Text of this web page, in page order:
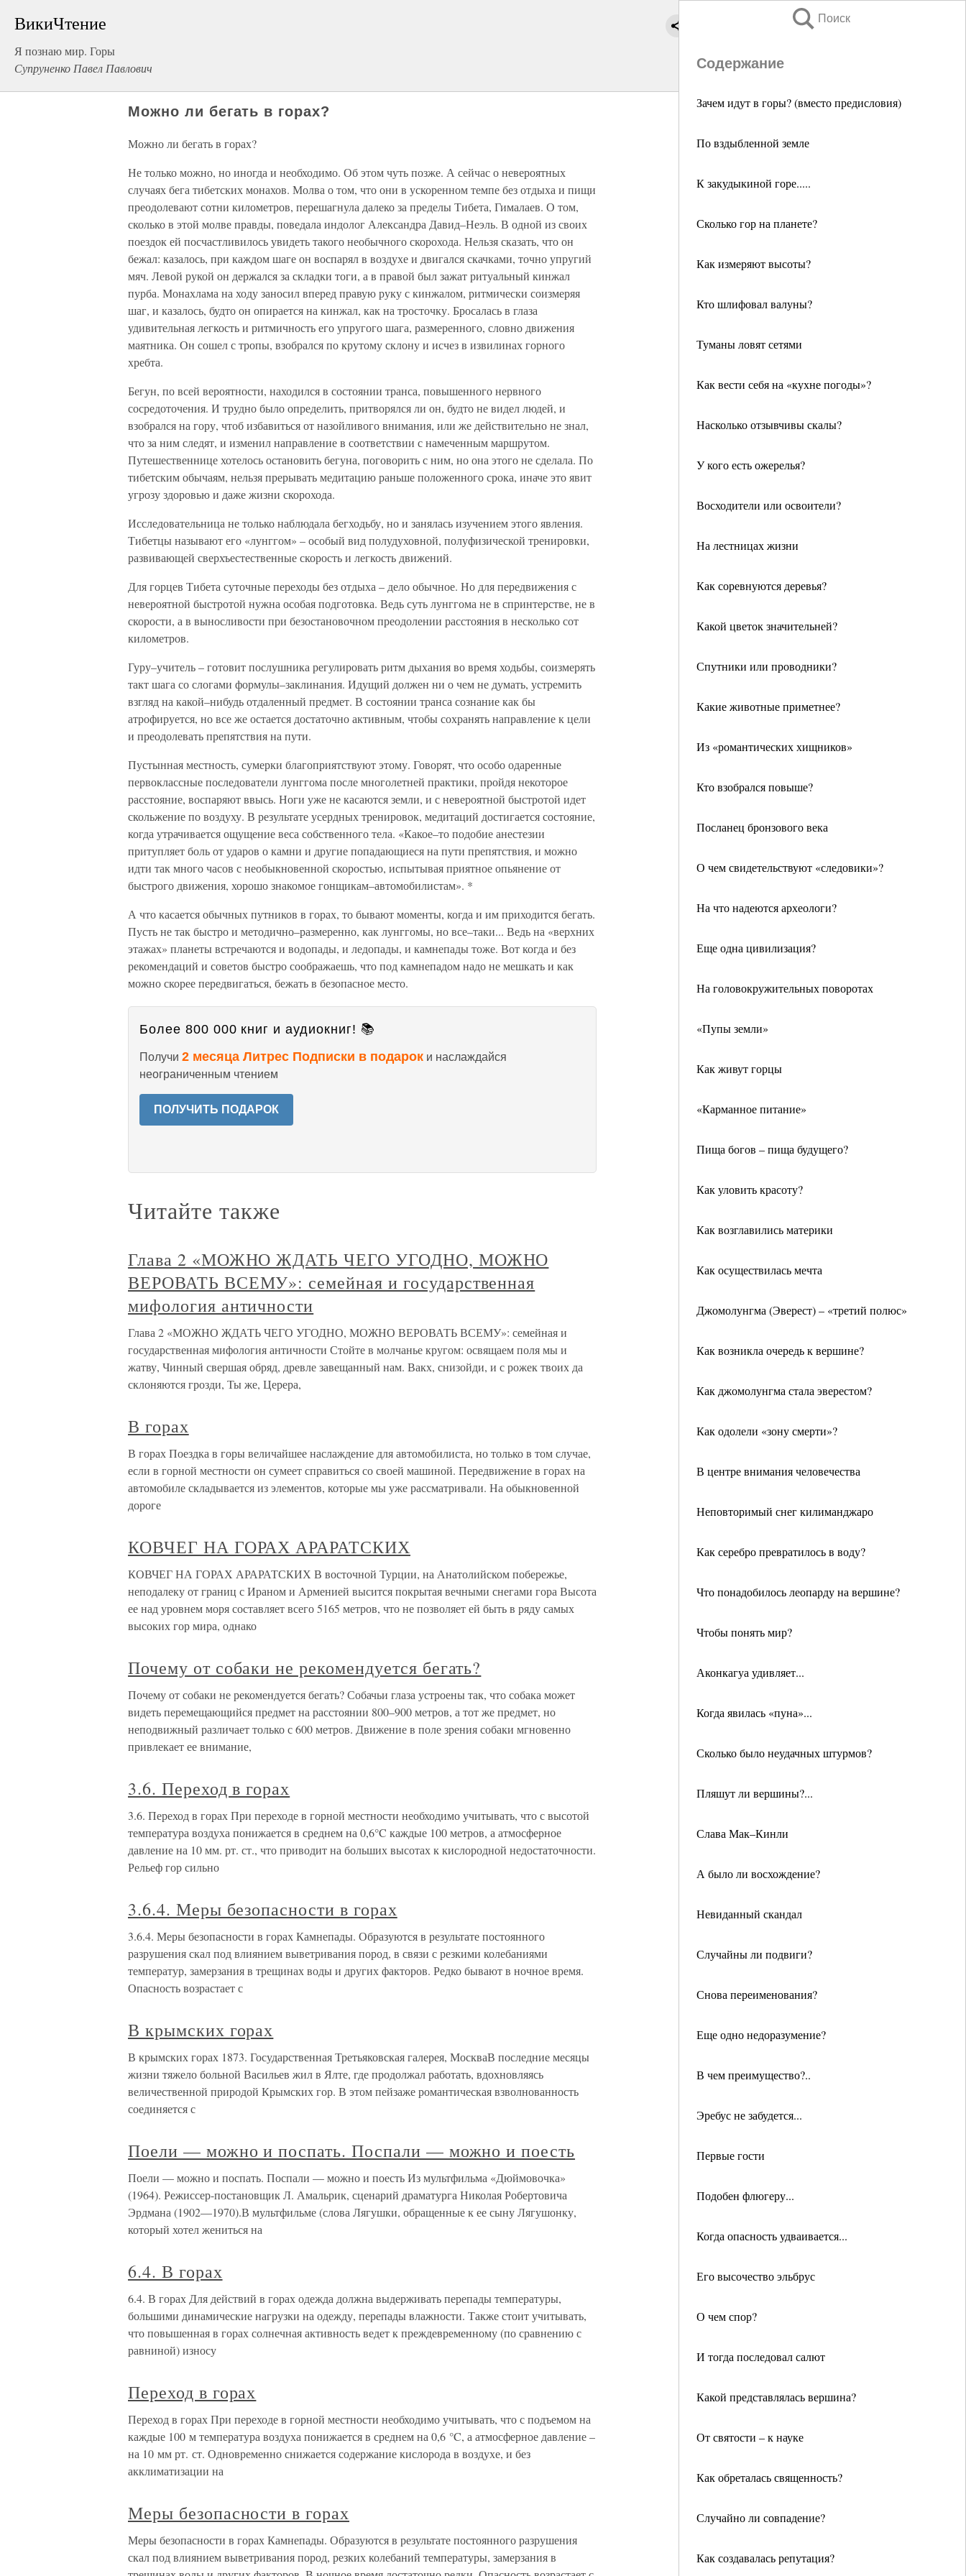
ВикиЧтение
Я познаю мир. Горы
Супруненко Павел Павлович
Поиск
Содержание
Зачем идут в горы? (вместо предисловия)
По вздыбленной земле
К закудыкиной горе.....
Сколько гор на планете?
Как измеряют высоты?
Кто шлифовал валуны?
Туманы ловят сетями
Как вести себя на «кухне погоды»?
Насколько отзывчивы скалы?
У кого есть ожерелья?
Восходители или освоители?
На лестницах жизни
Как соревнуются деревья?
Какой цветок значительней?
Спутники или проводники?
Какие животные приметнее?
Из «романтических хищников»
Кто взобрался повыше?
Посланец бронзового века
О чем свидетельствуют «следовики»?
На что надеются археологи?
Еще одна цивилизация?
На головокружительных поворотах
«Пупы земли»
Как живут горцы
«Карманное питание»
Пища богов – пища будущего?
Как уловить красоту?
Как возглавились материки
Как осуществилась мечта
Джомолунгма (Эверест) – «третий полюс»
Как возникла очередь к вершине?
Как джомолунгма стала эверестом?
Как одолели «зону смерти»?
В центре внимания человечества
Неповторимый снег килиманджаро
Как серебро превратилось в воду?
Что понадобилось леопарду на вершине?
Чтобы понять мир?
Аконкагуа удивляет...
Когда явилась «пуна»...
Сколько было неудачных штурмов?
Пляшут ли вершины?...
Слава Мак–Кинли
А было ли восхождение?
Невиданный скандал
Случайны ли подвиги?
Снова переименования?
Еще одно недоразумение?
В чем преимущество?..
Эребус не забудется...
Первые гости
Подобен флюгеру...
Когда опасность удваивается...
Его высочество эльбрус
О чем спор?
И тогда последовал салют
Какой представлялась вершина?
От святости – к науке
Как обреталась священность?
Случайно ли совпадение?
Как создавалась репутация?
Можно ли бегать в горах?
Можно ли бегать в горах?
Не только можно, но иногда и необходимо. Об этом чуть позже. А сейчас о невероятных
случаях бега тибетских монахов. Молва о том, что они в ускоренном темпе без отдыха и пищи
преодолевают сотни километров, перешагнула далеко за пределы Тибета, Гималаев. О том,
сколько в этой молве правды, поведала индолог Александра Давид–Неэль. В одной из своих
поездок ей посчастливилось увидеть такого необычного скорохода. Нельзя сказать, что он
бежал: казалось, при каждом шаге он воспарял в воздухе и двигался скачками, точно упругий
мяч. Левой рукой он держался за складки тоги, а в правой был зажат ритуальный кинжал
пурба. Монахлама на ходу заносил вперед правую руку с кинжалом, ритмически соизмеряя
шаг, и казалось, будто он опирается на кинжал, как на тросточку. Бросалась в глаза
удивительная легкость и ритмичность его упругого шага, размеренного, словно движения
маятника. Он сошел с тропы, взобрался по крутому склону и исчез в извилинах горного
хребта.
Бегун, по всей вероятности, находился в состоянии транса, повышенного нервного
сосредоточения. И трудно было определить, притворялся ли он, будто не видел людей, и
взобрался на гору, чтоб избавиться от назойливого внимания, или же действительно не знал,
что за ним следят, и изменил направление в соответствии с намеченным маршрутом.
Путешественнице хотелось остановить бегуна, поговорить с ним, но она этого не сделала. По
тибетским обычаям, нельзя прерывать медитацию раньше положенного срока, иначе это явит
угрозу здоровью и даже жизни скорохода.
Исследовательница не только наблюдала бегходьбу, но и занялась изучением этого явления.
Тибетцы называют его «лунггом» – особый вид полудуховной, полуфизической тренировки,
развивающей сверхъестественные скорость и легкость движений.
Для горцев Тибета суточные переходы без отдыха – дело обычное. Но для передвижения с
невероятной быстротой нужна особая подготовка. Ведь суть лунггома не в спринтерстве, не в
скорости, а в выносливости при безостановочном преодолении расстояния в несколько сот
километров.
Гуру–учитель – готовит послушника регулировать ритм дыхания во время ходьбы, соизмерять
такт шага со слогами формулы–заклинания. Идущий должен ни о чем не думать, устремить
взгляд на какой–нибудь отдаленный предмет. В состоянии транса сознание как бы
атрофируется, но все же остается достаточно активным, чтобы сохранять направление к цели
и преодолевать препятствия на пути.
Пустынная местность, сумерки благоприятствуют этому. Говорят, что особо одаренные
первоклассные последователи лунггома после многолетней практики, пройдя некоторое
расстояние, воспаряют ввысь. Ноги уже не касаются земли, и с невероятной быстротой идет
скольжение по воздуху. В результате усердных тренировок, медитаций достигается состояние,
когда утрачивается ощущение веса собственного тела. «Какое–то подобие анестезии
притупляет боль от ударов о камни и другие попадающиеся на пути препятствия, и можно
идти так много часов с необыкновенной скоростью, испытывая приятное опьянение от
быстрого движения, хорошо знакомое гонщикам–автомобилистам». *
А что касается обычных путников в горах, то бывают моменты, когда и им приходится бегать.
Пусть не так быстро и методично–размеренно, как лунггомы, но все–таки... Ведь на «верхних
этажах» планеты встречаются и водопады, и ледопады, и камнепады тоже. Вот когда и без
рекомендаций и советов быстро соображаешь, что под камнепадом надо не мешкать и как
можно скорее передвигаться, бежать в безопасное место.
Более 800 000 книг и аудиокниг! 📚
Получи 2 месяца Литрес Подписки в подарок и наслаждайся
неограниченным чтением
ПОЛУЧИТЬ ПОДАРОК
Читайте также
Глава 2 «МОЖНО ЖДАТЬ ЧЕГО УГОДНО, МОЖНО
ВЕРОВАТЬ ВСЕМУ»: семейная и государственная
мифология античности
Глава 2 «МОЖНО ЖДАТЬ ЧЕГО УГОДНО, МОЖНО ВЕРОВАТЬ ВСЕМУ»: семейная и
государственная мифология античности Стойте в молчанье кругом: освящаем поля мы и
жатву, Чинный свершая обряд, древле завещанный нам. Вакх, снизойди, и с рожек твоих да
склоняются грозди, Ты же, Церера,
В горах
В горах Поездка в горы величайшее наслаждение для автомобилиста, но только в том случае,
если в горной местности он сумеет справиться со своей машиной. Передвижение в горах на
автомобиле складывается из элементов, которые мы уже рассматривали. На обыкновенной
дороге
КОВЧЕГ НА ГОРАХ АРАРАТСКИХ
КОВЧЕГ НА ГОРАХ АРАРАТСКИХ В восточной Турции, на Анатолийском побережье,
неподалеку от границ с Ираном и Арменией высится покрытая вечными снегами гора Высота
ее над уровнем моря составляет всего 5165 метров, что не позволяет ей быть в ряду самых
высоких гор мира, однако
Почему от собаки не рекомендуется бегать?
Почему от собаки не рекомендуется бегать? Собачьи глаза устроены так, что собака может
видеть перемещающийся предмет на расстоянии 800–900 метров, а тот же предмет, но
неподвижный различает только с 600 метров. Движение в поле зрения собаки мгновенно
привлекает ее внимание,
3.6. Переход в горах
3.6. Переход в горах При переходе в горной местности необходимо учитывать, что с высотой
температура воздуха понижается в среднем на 0,6°C каждые 100 метров, а атмосферное
давление на 10 мм. рт. ст., что приводит на больших высотах к кислородной недостаточности.
Рельеф гор сильно
3.6.4. Меры безопасности в горах
3.6.4. Меры безопасности в горах Камнепады. Образуются в результате постоянного
разрушения скал под влиянием выветривания пород, в связи с резкими колебаниями
температур, замерзания в трещинах воды и других факторов. Редко бывают в ночное время.
Опасность возрастает с
В крымских горах
В крымских горах 1873. Государственная Третьяковская галерея, МоскваВ последние месяцы
жизни тяжело больной Васильев жил в Ялте, где продолжал работать, вдохновляясь
величественной природой Крымских гор. В этом пейзаже романтическая взволнованность
соединяется с
Поели — можно и поспать. Поспали — можно и поесть
Поели — можно и поспать. Поспали — можно и поесть Из мультфильма «Дюймовочка»
(1964). Режиссер-постановщик Л. Амальрик, сценарий драматурга Николая Робертовича
Эрдмана (1902—1970).В мультфильме (слова Лягушки, обращенные к ее сыну Лягушонку,
который хотел жениться на
6.4. В горах
6.4. В горах Для действий в горах одежда должна выдерживать перепады температуры,
большими динамические нагрузки на одежду, перепады влажности. Также стоит учитывать,
что повышенная в горах солнечная активность ведет к преждевременному (по сравнению с
равниной) износу
Переход в горах
Переход в горах При переходе в горной местности необходимо учитывать, что с подъемом на
каждые 100 м температура воздуха понижается в среднем на 0,6 °C, а атмосферное давление –
на 10 мм рт. ст. Одновременно снижается содержание кислорода в воздухе, и без
акклиматизации на
Меры безопасности в горах
Меры безопасности в горах Камнепады. Образуются в результате постоянного разрушения
скал под влиянием выветривания пород, резких колебаний температуры, замерзания в